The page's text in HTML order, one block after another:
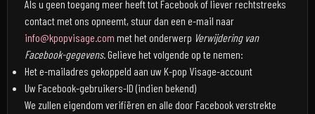
Als u geen toegang meer heeft tot Facebook of liever rechtstreeks
contact met ons opneemt, stuur dan een e-mail naar
info@kpopvisage.com met het onderwerp Verwijdering van
Facebook-gegevens. Gelieve het volgende op te nemen:
Het e-mailadres gekoppeld aan uw K-pop Visage-account
Uw Facebook-gebruikers-ID (indien bekend)
We zullen eigendom verifiëren en alle door Facebook verstrekte